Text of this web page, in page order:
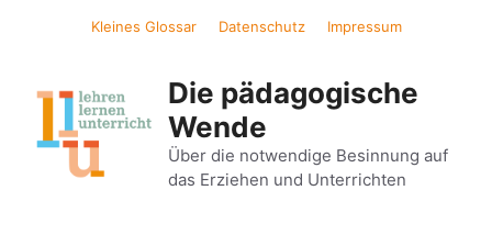
Kleines Glossar Datenschutz Impressum
Die pädagogische
Wende
Über die notwendige Besinnung auf
das Erziehen und Unterrichten